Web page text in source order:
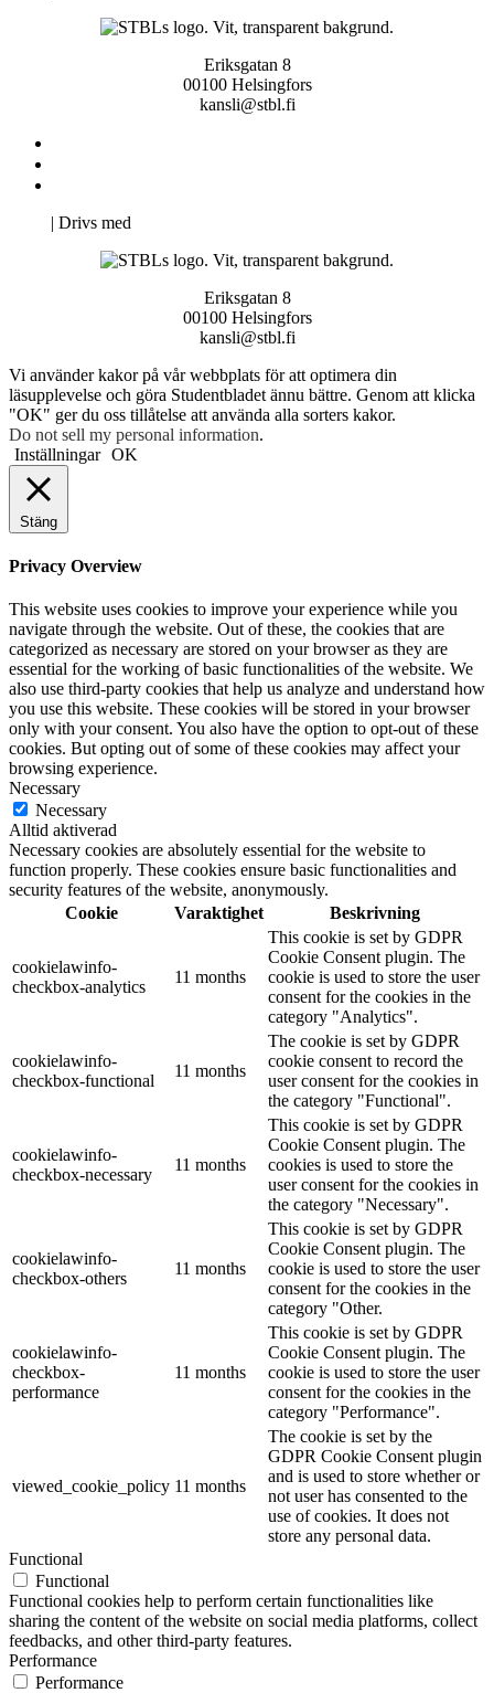
Eriksgatan 8
00100 Helsingfors
kansli@stbl.fi
| Drivs med
Eriksgatan 8
00100 Helsingfors
kansli@stbl.fi
Vi använder kakor på vår webbplats för att optimera din
läsupplevelse och göra Studentbladet ännu bättre. Genom att klicka
"OK" ger du oss tillåtelse att använda alla sorters kakor.
Do not sell my personal information.
Inställningar OK
Stäng
Privacy Overview
This website uses cookies to improve your experience while you
navigate through the website. Out of these, the cookies that are
categorized as necessary are stored on your browser as they are
essential for the working of basic functionalities of the website. We
also use third-party cookies that help us analyze and understand how
you use this website. These cookies will be stored in your browser
only with your consent. You also have the option to opt-out of these
cookies. But opting out of some of these cookies may affect your
browsing experience.
Necessary
Necessary
Alltid aktiverad
Necessary cookies are absolutely essential for the website to
function properly. These cookies ensure basic functionalities and
security features of the website, anonymously.
Cookie
Varaktighet Beskrivning
cookielawinfo-
checkbox-analytics
11 months
This cookie is set by GDPR
Cookie Consent plugin. The
cookie is used to store the user
consent for the cookies in the
category "Analytics".
cookielawinfo-
checkbox-functional
11 months
The cookie is set by GDPR
cookie consent to record the
user consent for the cookies in
the category "Functional".
cookielawinfo-
checkbox-necessary
11 months
This cookie is set by GDPR
Cookie Consent plugin. The
cookies is used to store the
user consent for the cookies in
the category "Necessary".
cookielawinfo-
checkbox-others
11 months
This cookie is set by GDPR
Cookie Consent plugin. The
cookie is used to store the user
consent for the cookies in the
category "Other.
cookielawinfo-
checkbox-
performance
11 months
This cookie is set by GDPR
Cookie Consent plugin. The
cookie is used to store the user
consent for the cookies in the
category "Performance".
viewed_cookie_policy 11 months
The cookie is set by the
GDPR Cookie Consent plugin
and is used to store whether or
not user has consented to the
use of cookies. It does not
store any personal data.
Functional
Functional
Functional cookies help to perform certain functionalities like
sharing the content of the website on social media platforms, collect
feedbacks, and other third-party features.
Performance
Performance